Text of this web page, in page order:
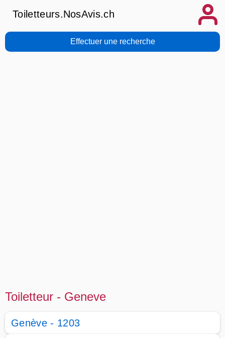
Toiletteurs.NosAvis.ch
Effectuer une recherche
Toiletteur - Geneve
Genève - 1203